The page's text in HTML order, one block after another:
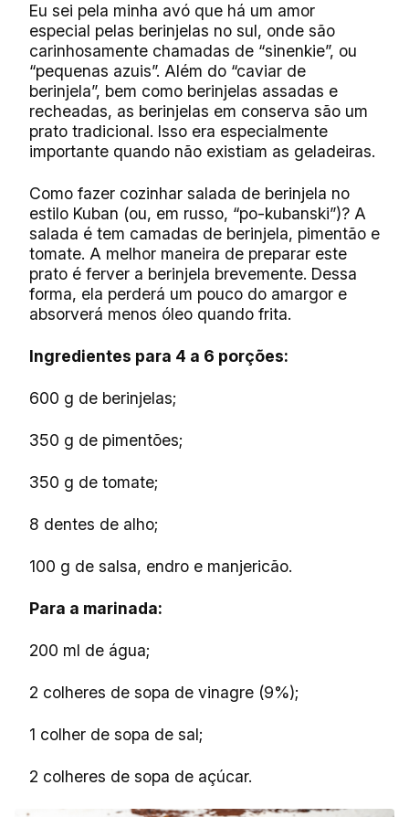
Eu sei pela minha avó que há um amor
especial pelas berinjelas no sul, onde são
carinhosamente chamadas de “sinenkie”, ou
“pequenas azuis”. Além do “caviar de
berinjela”, bem como berinjelas assadas e
recheadas, as berinjelas em conserva são um
prato tradicional. Isso era especialmente
importante quando não existiam as geladeiras.
Como fazer cozinhar salada de berinjela no
estilo Kuban (ou, em russo, “po-kubanski”)? A
salada é tem camadas de berinjela, pimentão e
tomate. A melhor maneira de preparar este
prato é ferver a berinjela brevemente. Dessa
forma, ela perderá um pouco do amargor e
absorverá menos óleo quando frita.
Ingredientes para 4 a 6 porções:
600 g de berinjelas;
350 g de pimentões;
350 g de tomate;
8 dentes de alho;
100 g de salsa, endro e manjericão.
Para a marinada:
200 ml de água;
2 colheres de sopa de vinagre (9%);
1 colher de sopa de sal;
2 colheres de sopa de açúcar.